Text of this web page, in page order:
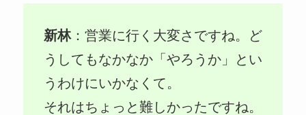
新林：営業に行く大変さですね。ど
うしてもなかなか「やろうか」とい
うわけにいかなくて。
それはちょっと難しかったですね。